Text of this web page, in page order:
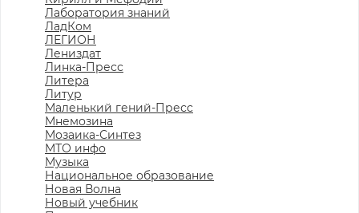
Лаборатория знаний
ЛадКом
ЛЕГИОН
Лениздат
Линка-Пресс
Литера
Литур
Маленький гений-Пресс
Мнемозина
Мозаика-Синтез
МТО инфо
Музыка
Национальное образование
Новая Волна
Новый учебник